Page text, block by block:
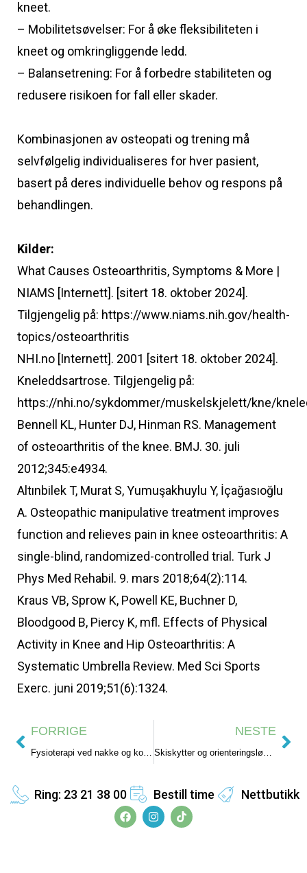
kneet.
– Mobilitetsøvelser: For å øke fleksibiliteten i
kneet og omkringliggende ledd.
– Balansetrening: For å forbedre stabiliteten og
redusere risikoen for fall eller skader.
Kombinasjonen av osteopati og trening må
selvfølgelig individualiseres for hver pasient,
basert på deres individuelle behov og respons på
behandlingen.
Kilder:
What Causes Osteoarthritis, Symptoms & More |
NIAMS [Internett]. [sitert 18. oktober 2024].
Tilgjengelig på: https://www.niams.nih.gov/health-
topics/osteoarthritis
NHI.no [Internett]. 2001 [sitert 18. oktober 2024].
Kneleddsartrose. Tilgjengelig på:
https://nhi.no/sykdommer/muskelskjelett/kne/
Bennell KL, Hunter DJ, Hinman RS. Management
of osteoarthritis of the knee. BMJ. 30. juli
2012;345:e4934.
Altınbilek T, Murat S, Yumuşakhuylu Y, İçağasıoğlu
A. Osteopathic manipulative treatment improves
function and relieves pain in knee osteoarthritis: A
single-blind, randomized-controlled trial. Turk J
Phys Med Rehabil. 9. mars 2018;64(2):114.
Kraus VB, Sprow K, Powell KE, Buchner D,
Bloodgood B, Piercy K, mfl. Effects of Physical
Activity in Knee and Hip Osteoarthritis: A
Systematic Umbrella Review. Med Sci Sports
Exerc. juni 2019;51(6):1324.
FORRIGE
Fysioterapi ved nakke og korsryggsmerter
NESTE
Skiskytter og orienteringsløper slet med overtreningssyndrom
Ring: 23 21 38 00 Bestill time Nettbutikk